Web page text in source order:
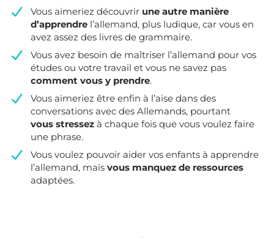
​Vous aimeriez découvrir une autre manière
d’apprendre l’allemand, plus ludique, car vous en
avez assez des livres de grammaire.
​Vous avez besoin de maîtriser l’allemand pour vos
études ou votre travail et vous ne savez pas
comment vous y prendre.
​Vous aimeriez être enfin à l’aise dans des
conversations avec des Allemands, pourtant
vous stressez à chaque fois que vous voulez faire
une phrase.
​Vous voulez pouvoir aider vos enfants à apprendre
l’allemand, mais vous manquez de ressources
adaptées.